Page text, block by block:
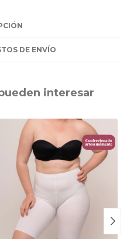
DE ENVÍO
interesar